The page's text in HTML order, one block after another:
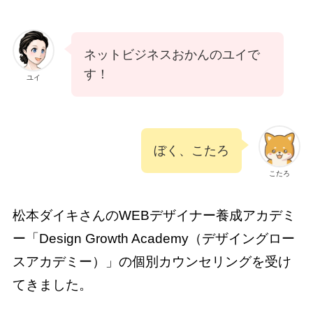
ユイ
ネットビジネスおかんのユイで
す！
こたろ
ぼく、こたろ
松本ダイキさんのWEBデザイナー養成アカデミ
ー「Design Growth Academy（デザイングロー
スアカデミー）」の個別カウンセリングを受け
てきました。